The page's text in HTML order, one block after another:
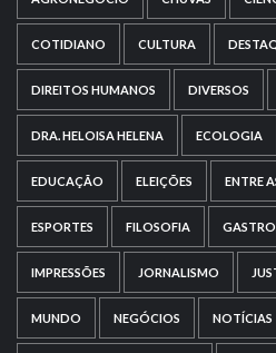
COTIDIANO CULTURA
DIREITOS HUMANOS DIVERSOS
DRA. HELOISA HELENA ECOLOGIA
EDUCAÇÃO ELEIÇÕES ENTRE
ESPORTES FILOSOFIA
IMPRESSÕES JORNALISMO
MUNDO NEGÓCIOS NOTÍCIAS